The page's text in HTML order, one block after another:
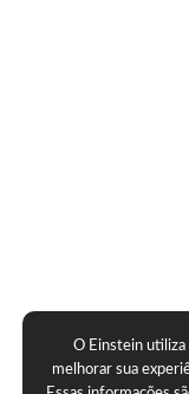
O Einstein utiliza
melhorar sua